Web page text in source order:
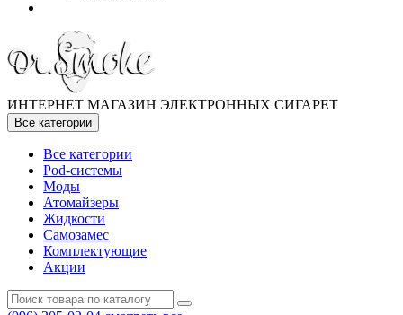
ИНТЕРНЕТ МАГАЗИН ЭЛЕКТРОННЫХ СИГАРЕТ
Все категории
Все категории
Pod-системы
Моды
Атомайзеры
Жидкости
Самозамес
Комплектующие
Акции